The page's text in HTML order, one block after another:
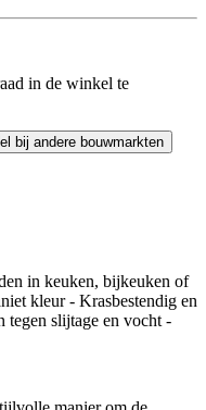
in de winkel te
bij andere bouwmarkten
in keuken, bijkeuken of
kleur - Krasbestendig en
tegen slijtage en vocht -